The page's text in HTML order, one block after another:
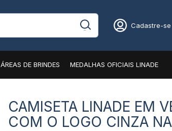
Cadastre-se
ÁREAS DE BRINDES MEDALHAS OFICIAIS LINADE
CAMISETA LINADE EM
COM O LOGO CINZA